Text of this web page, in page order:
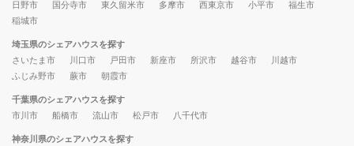
日野市
国分寺市 東久留米市 多摩市 西東京市 小平市
福生市
稲城市
埼玉県のシェアハウスを探す
さいたま市
川口市 戸田市 新座市 所沢市 越谷市
川越市
ふじみ野市
蕨市 朝霞市
千葉県のシェアハウスを探す
市川市
船橋市 流山市 松戸市 八千代市
神奈川県のシェアハウスを探す